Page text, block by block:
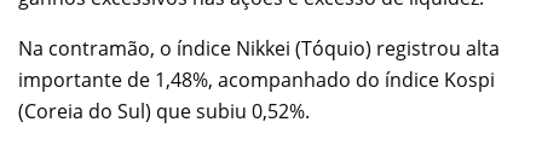
Na contramão, o índice Nikkei (Tóquio) registrou alta
importante de 1,48%, acompanhado do índice Kospi
(Coreia do Sul) que subiu 0,52%.